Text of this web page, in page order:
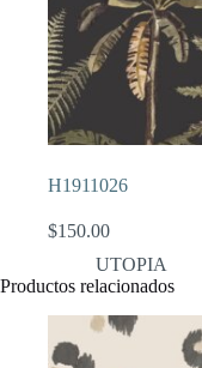
H1911026
$150.00
UTOPIA
Productos relacionados